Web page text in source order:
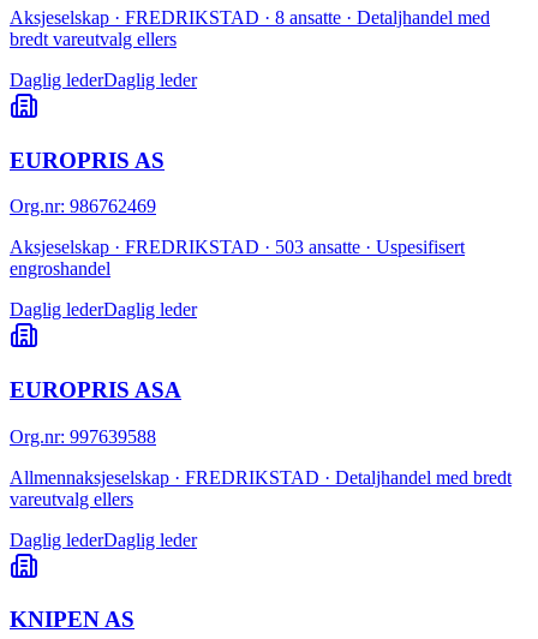
Aksjeselskap · FREDRIKSTAD · 8 ansatte · Detaljhandel med
bredt vareutvalg ellers
Daglig lederDaglig leder
EUROPRIS AS
Org.nr: 986762469
Aksjeselskap · FREDRIKSTAD · 503 ansatte · Uspesifisert
engroshandel
Daglig lederDaglig leder
EUROPRIS ASA
Org.nr: 997639588
Allmennaksjeselskap · FREDRIKSTAD · Detaljhandel med bredt
vareutvalg ellers
Daglig lederDaglig leder
KNIPEN AS